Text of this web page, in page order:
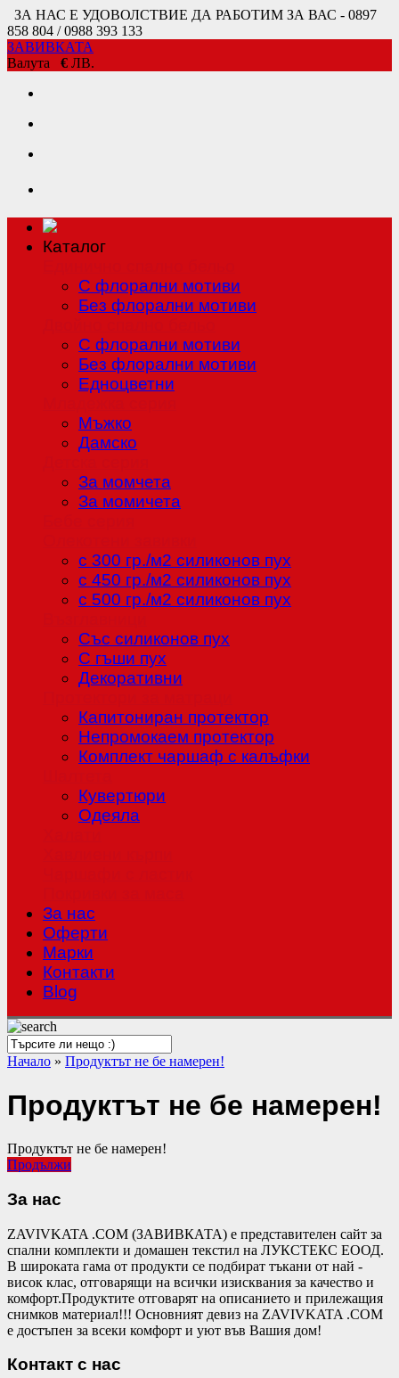
ЗА НАС Е УДОВОЛСТВИЕ ДА РАБОТИМ ЗА ВАС - 0897
858 804 / 0988 393 133
ЗАВИВКАТА
Валута € ЛВ.
Каталог
С флорални мотиви
Без флорални мотиви
С флорални мотиви
Без флорални мотиви
Едноцветни
Мъжко
Дамско
За момчета
За момичета
с 300 гр./м2 силиконов пух
с 450 гр./м2 силиконов пух
с 500 гр./м2 силиконов пух
Със силиконов пух
С гъши пух
Декоративни
Капитониран протектор
Непромокаем протектор
Комплект чаршаф с калъфки
Кувертюри
Одеяла
За нас
Оферти
Mарки
Контакти
Blog
Начало » Продуктът не бе намерен!
Продуктът не бе намерен!
Продуктът не бе намерен!
Продължи
За нас
ZAVIVKATA .COM (ЗАВИВКАТА) е представителен сайт за
спални комплекти и домашен текстил на ЛУКСТЕКС ЕООД.
В широката гама от продукти се подбират тъкани от най -
висок клас, отговарящи на всички изисквания за качество и
комфорт.Продуктите отговарят на описанието и прилежащия
снимков материал!!! Основният девиз на ZAVIVKATA .COM
е достъпен за всеки комфорт и уют във Вашия дом!
Контакт с нас